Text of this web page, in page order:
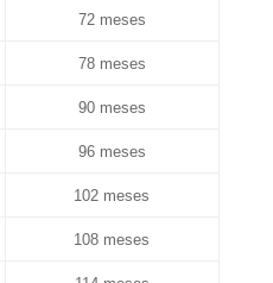
72 meses
78 meses
90 meses
96 meses
102 meses
108 meses